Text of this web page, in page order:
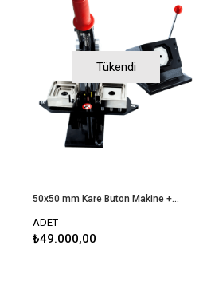
Tükendi
50x50 mm Kare Buton Makine + Kesici 2'li Set
ADET
₺49.000,00